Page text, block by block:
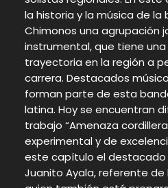
la historia y la música de la
Chimonos una agrupación
instrumental, que tiene
trayectoria en la región a
carrera. Destacados
forman parte de esta
latina. Hoy se encuentran
trabajo “Amenaza
experimental y de
este capítulo el destacado
Juanito Ayala, referente de